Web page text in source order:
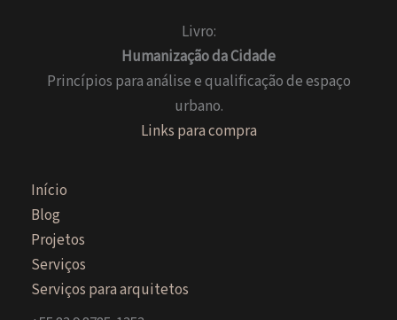
Livro:
Humanização da Cidade
Princípios para análise e qualificação de espaço
urbano.
Links para compra
Início
Blog
Projetos
Serviços
Serviços para arquitetos